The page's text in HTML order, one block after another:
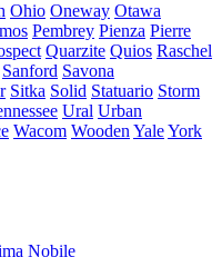
Ohio Oneway Otawa
Pembrey Pienza Pierre
Quarzite Quios Raschel
Sanford Savona
Sitka Solid Statuario Storm
Ural Urban
Wacom Wooden YaleYork
Nobile